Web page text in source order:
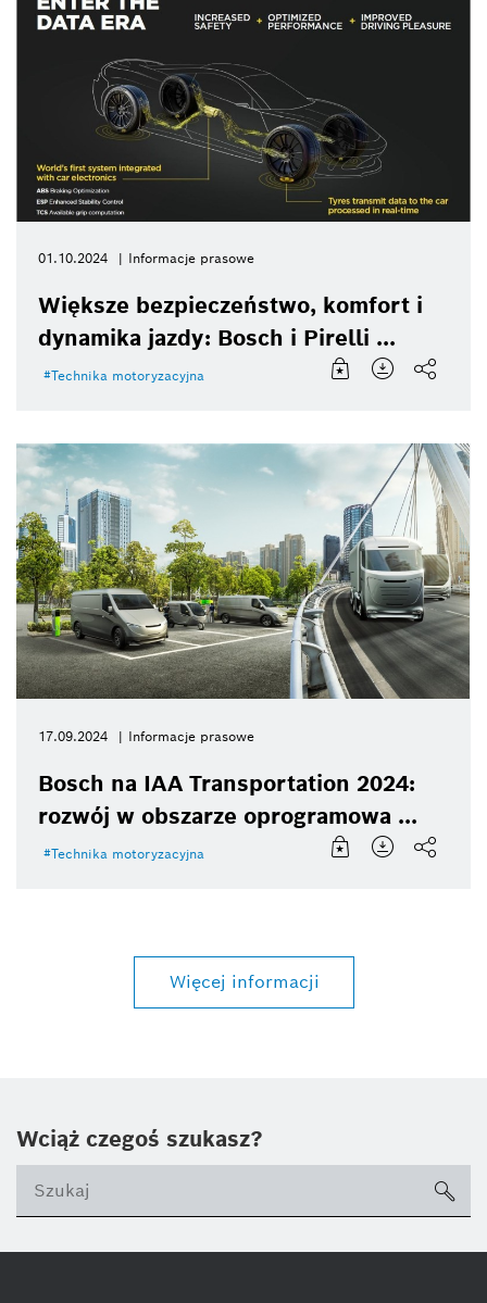
01.10.2024 Informacje prasowe
Większe bezpieczeństwo, komfort i
dynamika jazdy: Bosch i Pirelli ...
Technika motoryzacyjna
17.09.2024 Informacje prasowe
Bosch na IAA Transportation 2024:
rozwój w obszarze oprogramowa ...
Technika motoryzacyjna
Więcej informacji
Wciąż czegoś szukasz?